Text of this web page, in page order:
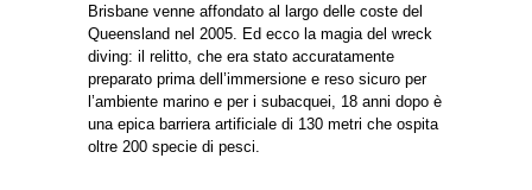
Brisbane venne affondato al largo delle coste del
Queensland nel 2005.
Ed ecco la magia del wreck
diving: il relitto, che era stato accuratamente
preparato prima dell’immersione e reso sicuro per
l’ambiente marino e per i subacquei, 18 anni dopo è
una epica barriera artificiale di 130 metri che ospita
oltre 200 specie di pesci.